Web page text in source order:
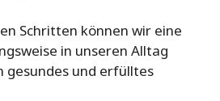
Schritten können wir eine
in unseren Alltag
gesundes und erfülltes